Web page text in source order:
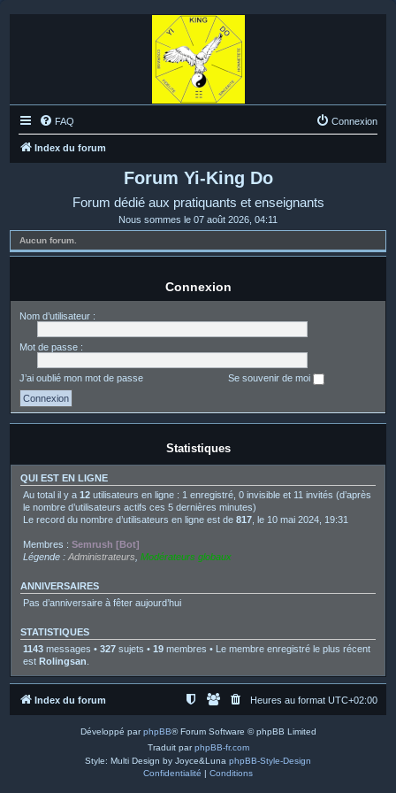
FAQ Connexion
Index du forum
Forum Yi-King Do
Forum dédié aux pratiquants et enseignants
Nous sommes le 07 août 2026, 04:11
Aucun forum.
Connexion
Nom d’utilisateur :
Mot de passe :
J’ai oublié mon mot de passe Se souvenir de moi
Statistiques
QUI EST EN LIGNE
Au total il y a 12 utilisateurs en ligne : 1 enregistré, 0 invisible et 11 invités (d’après
le nombre d’utilisateurs actifs ces 5 dernières minutes)
Le record du nombre d’utilisateurs en ligne est de 817 , le 10 mai 2024, 19:31
Membres : Semrush [Bot]
Légende : Administrateurs Modérateurs globaux
ANNIVERSAIRES
Pas d’anniversaire à fêter aujourd’hui
STATISTIQUES
1143 messages • 327 sujets • 19 membres • Le membre enregistré le plus récent
est Rolingsan
Index du forum Heures au format UTC+02:00
Développé parphpBB® Forum Software © phpBB Limited
Traduit parphpBB-fr.com
Style: Multi Design by Joyce&Luna phpBB-Style-Design
Confidentialité | Conditions